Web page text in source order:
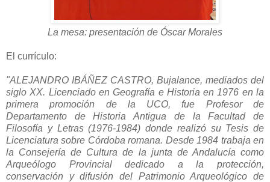
La mesa: presentación de Óscar Morales
El currículo:
"ALEJANDRO IBÁÑEZ CASTRO, Bujalance, mediados del
siglo XX. Licenciado en Geografía e Historia en 1976 en la
primera promoción de la UCO, fue Profesor de
Departamento de Historia Antigua de la Facultad de
Filosofía y Letras (1976-1984) donde realizó su Tesis de
Licenciatura sobre Córdoba romana. Desde 1984 trabaja en
la Consejería de Cultura de la junta de Andalucía como
Arqueólogo Provincial dedicado a la protección,
conservación y difusión del Patrimonio Arqueológico de